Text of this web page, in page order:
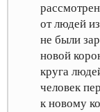
от людей
не были
новой
круга
человек
к новому